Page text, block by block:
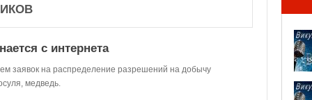
с интернета
заявок на распределение разрешений на добычу
медведь.